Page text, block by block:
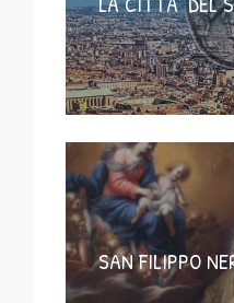
SAN FILIPPO